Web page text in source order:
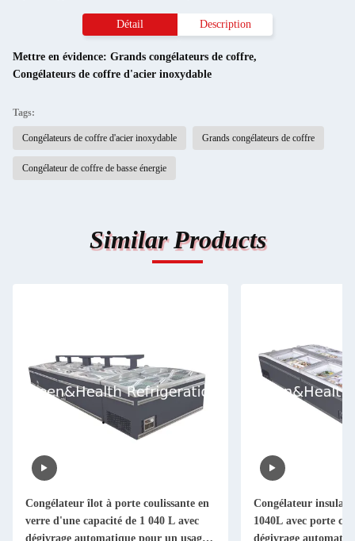
Détail Description
Mettre en évidence: Grands congélateurs de coffre,
Congélateurs de coffre d'acier inoxydable
Tags:
Congélateurs de coffre d'acier inoxydable Grands congélateurs de coffre
Congélateur de coffre de basse énergie
Similar Products
Congélateur îlot à porte coulissante en
verre d'une capacité de 1 040 L avec
dégivrage automatique pour un usage
Congélateur
1040L avec porte
dégivrage